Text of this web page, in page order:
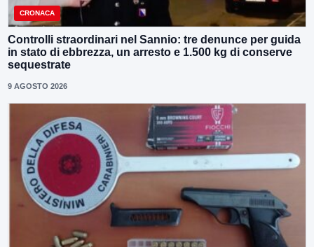
CRONACA
Controlli straordinari nel Sannio: tre denunce per guida
in stato di ebbrezza, un arresto e 1.500 kg di conserve
sequestrate
9 AGOSTO 2026